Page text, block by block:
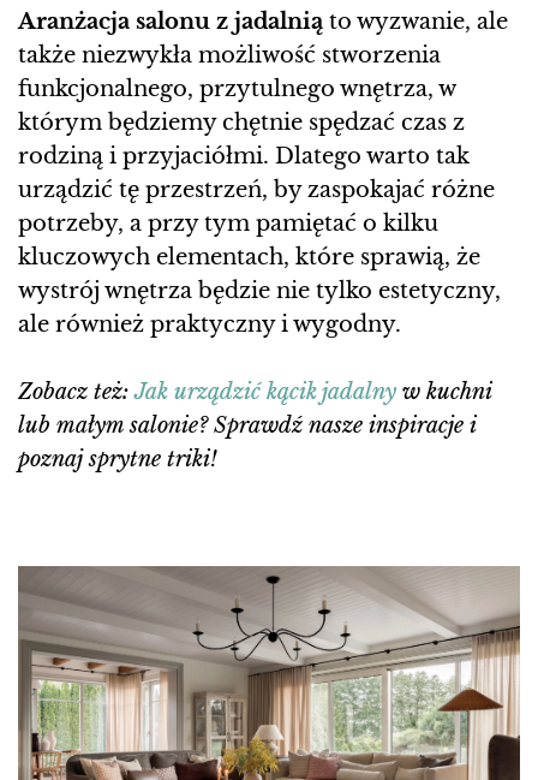
Aranżacja salonu z jadalnią to wyzwanie, ale
także niezwykła możliwość stworzenia
funkcjonalnego, przytulnego wnętrza, w
którym będziemy chętnie spędzać czas z
rodziną i przyjaciółmi. Dlatego warto tak
urządzić tę przestrzeń, by zaspokajać różne
potrzeby, a przy tym pamiętać o kilku
kluczowych elementach, które sprawią, że
wystrój wnętrza będzie nie tylko estetyczny,
ale również praktyczny i wygodny.
Zobacz też:Jak urządzić kącik jadalny w kuchni
lub małym salonie? Sprawdź nasze inspiracje i
poznaj sprytne triki!